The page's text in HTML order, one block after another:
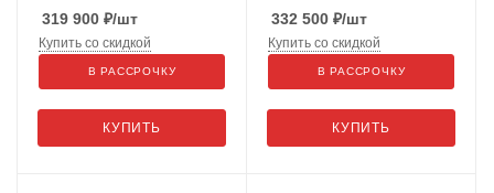
319 900 ₽/шт
КУПИТЬ
Купить со скидкой
В РАССРОЧКУ
332 500 ₽/шт
КУПИТЬ
Купить со скидкой
В РАССРОЧКУ